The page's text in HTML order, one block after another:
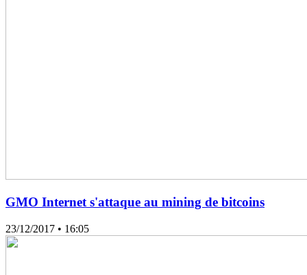
GMO Internet s'attaque au mining de bitcoins
23/12/2017 • 16:05